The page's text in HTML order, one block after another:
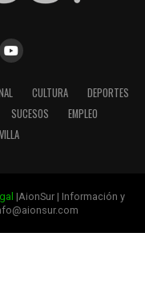
CULTURA
DEPORTES
SUCESOS
EMPLEO
|AionSur | Información y